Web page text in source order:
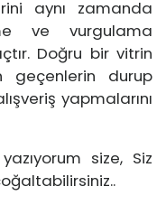
aynı zamanda
ve vurgulama
Doğru bir vitrin
geçenlerin durup
yapmalarını
size, Siz